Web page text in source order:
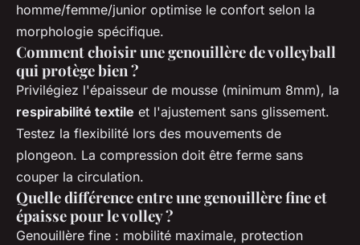
homme/femme/junior optimise le confort selon la
morphologie spécifique.
Comment choisir une genouillère de volleyball
qui protège bien ?
Privilégiez l'épaisseur de mousse (minimum 8mm), la
respirabilité textile et l'ajustement sans glissement.
Testez la flexibilité lors des mouvements de
plongeon. La compression doit être ferme sans
couper la circulation.
Quelle différence entre une genouillère fine et
épaisse pour le volley ?
Genouillère fine : mobilité maximale, protection